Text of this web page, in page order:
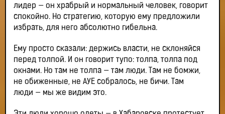
лидер — он храбрый и нормальный человек, говорит
спокойно. Но стратегию, которую ему предложили
избрать, для него абсолютно гибельна.
Ему просто сказали: держись власти, не склоняйся
перед толпой. И он говорит тупо: толпа, толпа под
окнами. Но там не толпа — там люди. Там не бомжи,
не обиженные, не АУЕ собралось, не бичи. Там
люди — мы же видим это.